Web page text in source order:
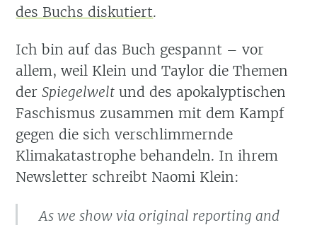
des Buchs diskutiert.
Ich bin auf das Buch gespannt – vor
allem, weil Klein und Taylor die Themen
derSpiegelwelt und des apokalyptischen
Faschismus zusammen mit dem Kampf
gegen die sich verschlimmernde
Klimakatastrophe behandeln. In ihrem
Newsletter schreibt Naomi Klein:
As we show via original reporting and